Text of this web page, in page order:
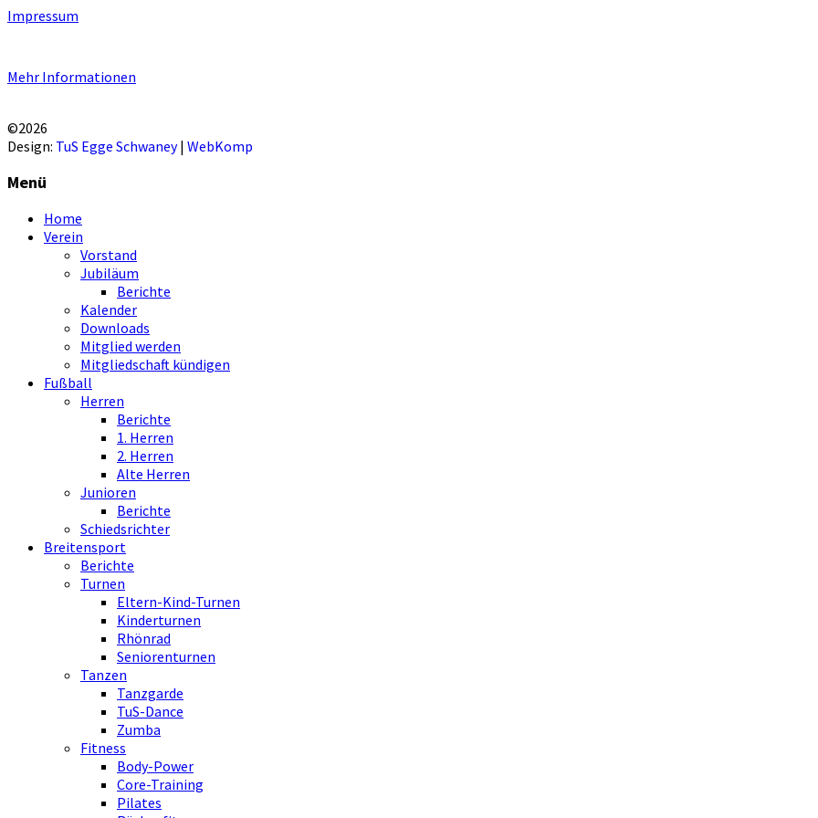
Impressum
Mehr Informationen
©2026
Design: TuS Egge Schwaney| WebKomp
Menü
Home
Verein
Vorstand
Jubiläum
Berichte
Kalender
Downloads
Mitglied werden
Mitgliedschaft kündigen
Fußball
Herren
Berichte
1. Herren
2. Herren
Alte Herren
Junioren
Berichte
Schiedsrichter
Breitensport
Berichte
Turnen
Eltern-Kind-Turnen
Kinderturnen
Rhönrad
Seniorenturnen
Tanzen
Tanzgarde
TuS-Dance
Zumba
Fitness
Body-Power
Core-Training
Pilates